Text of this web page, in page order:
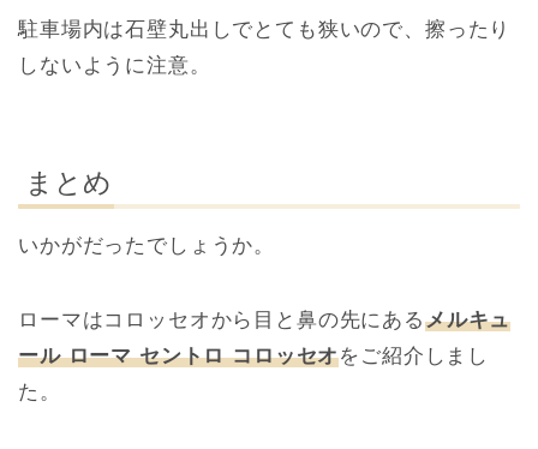
駐車場内は石壁丸出しでとても狭いので、擦ったり
しないように注意。
まとめ
いかがだったでしょうか。
ローマはコロッセオから目と鼻の先にあるメルキュ
ール ローマ セントロ コロッセオをご紹介しまし
た。